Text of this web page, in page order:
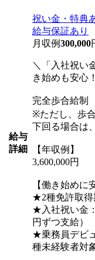
給与
詳細
祝い金・特典
給与保証あり
月収例300,000
＼「入社祝い
き始めも安心
完全歩合給制
※ただし、歩
下回る場合は
【年収例】
3,600,000円
【働き始めに
★2種免許取得
★入社祝い金
円ずつ支給）
★乗務員デビ
種未経験者対